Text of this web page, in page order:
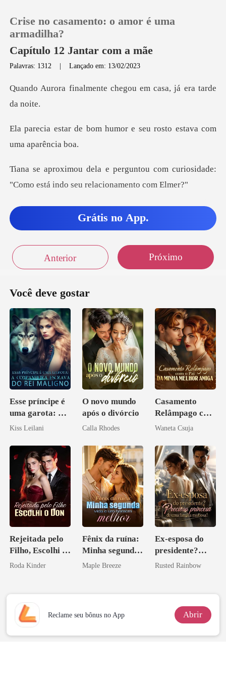
Loja
Histórico
Crise no casamento: o amor é uma
armadilha?
Capítulo 12 Jantar com a mãe
Palavras: 1312 |Lançado em: 13/02/2023
nte chegou em casa, j
humor e seu rosto estav
ou com curiosidade:
"Como está in
ele não saiu com o carro
Grátis no App.
Anterior Próximo
Você deve gostar
Esse príncipe é
uma garota: A
companheira
maligno
Kiss Leilani
O novo mundo
após o divórcio
Calla Rhodes
Casamento
Relâmpago com
o Pai da Minha
Waneta Csuja
Rejeitada pelo
Filho, Escolhi o
Don
Roda Kinder
Fênix da ruína:
Minha segunda
vida e um
Maple Breeze
Ex-esposa do
presidente?
Preciosa
mafiosa!
Rusted Rainbow
Reclame seu bônus no App Abrir